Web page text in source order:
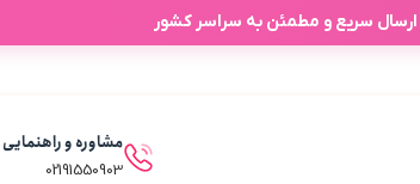
ارسال سریع و مطمئن به سراسر کشور
مشاوره و راهنمایی
02191550903